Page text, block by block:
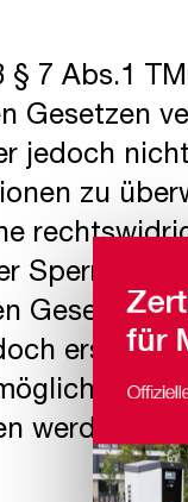
7 Abs.1
Gesetzen
jedoch
zu
Sperrung
Gesetzen
erst ab
Bei
werden wir